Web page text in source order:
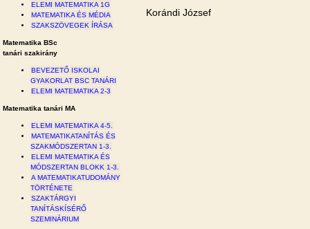
ELEMI MATEMATIKA 1G
MATEMATIKA ÉS MÉDIA
SZAKSZÖVEGEK ÍRÁSA
Matematika BSc
tanári szakirány
BEVEZETŐ ISKOLAI
GYAKORLAT BSC TANÁRI
ELEMI MATEMATIKA 2-3
Matematika tanári MA
ELEMI MATEMATIKA 4-5.
MATEMATIKATANÍTÁS ÉS
SZAKMÓDSZERTAN 1-3.
ELEMI MATEMATIKA ÉS
MÓDSZERTAN BLOKK 1-3.
A MATEMATIKATUDOMÁNY
TÖRTÉNETE
SZAKTÁRGYI
TANÍTÁSKÍSÉRŐ
SZEMINÁRIUM
Korándi József